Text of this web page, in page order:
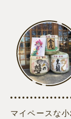
マイペースな